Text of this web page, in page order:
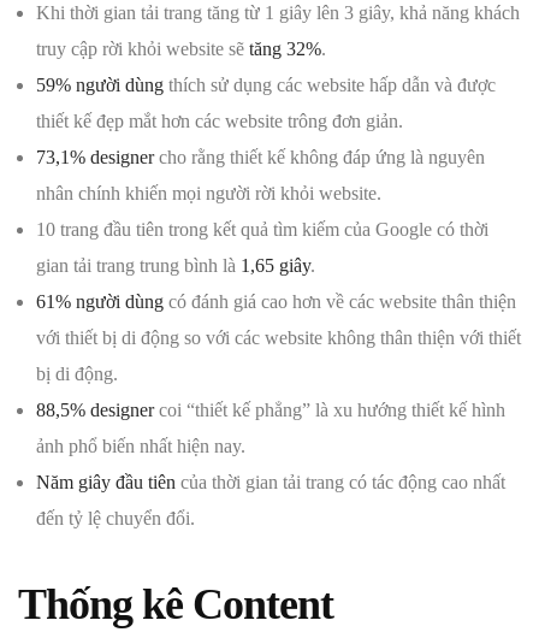
Khi thời gian tải trang tăng từ 1 giây lên 3 giây, khả năng khách
truy cập rời khỏi website sẽ tăng 32%.
59% người dùng thích sử dụng các website hấp dẫn và được
thiết kế đẹp mắt hơn các website trông đơn giản.
73,1% designercho rằng thiết kế không đáp ứng là nguyên
nhân chính khiến mọi người rời khỏi website.
10 trang đầu tiên trong kết quả tìm kiếm của Google có thời
gian tải trang trung bình là 1,65 giây.
61% người dùng có đánh giá cao hơn về các website thân thiện
với thiết bị di động so với các website không thân thiện với thiết
bị di động.
88,5% designercoi “thiết kế phẳng” là xu hướng thiết kế hình
ảnh phổ biến nhất hiện nay.
Năm giây đầu tiên của thời gian tải trang có tác động cao nhất
đến tỷ lệ chuyển đổi.
Thống kê Content